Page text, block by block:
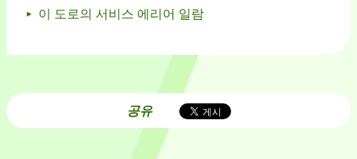
이 도로의 서비스 에리어 일람
공유